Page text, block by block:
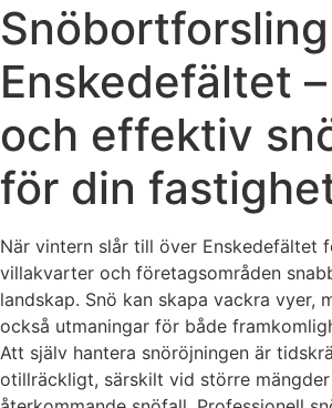
Snöbortforsling
Enskedefältet
och effektiv
för din
När vintern slår till över Enskedefältet
villakvarter och företagsområden
landskap. Snö kan skapa vackra vyer,
också utmaningar för både
Att själv hantera snöröjningen är
otillräckligt, särskilt vid större